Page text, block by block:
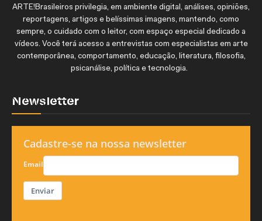
ARTE!Brasileiros privilegia, em ambiente digital, análises, opiniões,
reportagens, artigos e belíssimas imagens, mantendo, como
sempre, o cuidado com o leitor, com espaço especial dedicado a
vídeos. Você terá acesso a entrevistas com especialistas em arte
contemporânea, comportamento, educação, literatura, filosofia,
psicanálise, política e tecnologia.
Newsletter
Cadastre-se na nossa newsletter
Email
Enviar